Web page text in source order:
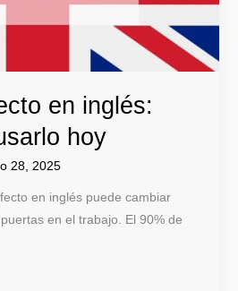
en inglés:
hoy
28, 2025
en inglés puede cambiar
en el trabajo. El 90% de